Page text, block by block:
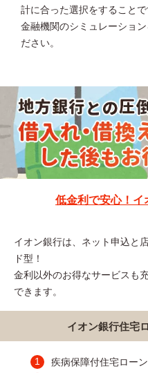
計に合った選択をすること
金融機関のシミュレーショ
ださい。
低金利で安心！イ
イオン銀行は、ネット申込と
ド型！
金利以外のお得なサービスも
できます。
イオン銀行住宅
疾病保障付住宅ロー